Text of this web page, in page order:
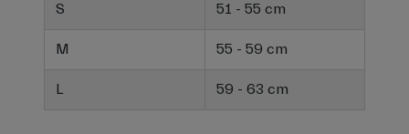
S 51 - 55 cm
M 55 - 59 cm
L 59 - 63 cm